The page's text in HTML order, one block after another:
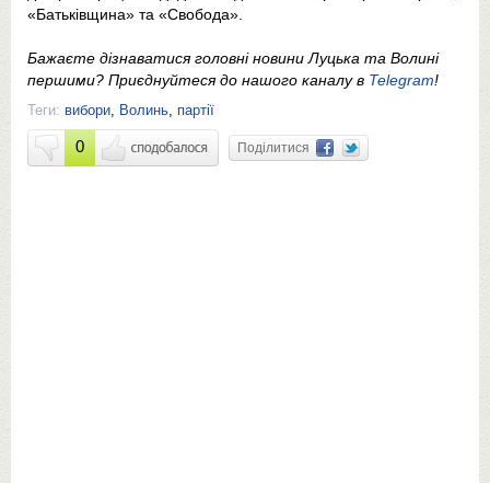
«Батьківщина» та «Свобода».
Бажаєте дізнаватися головні новини Луцька та Волині
першими? Приєднуйтеся до нашого каналу в Telegram!
Теги: вибори, Волинь, партії
0 Поділитися